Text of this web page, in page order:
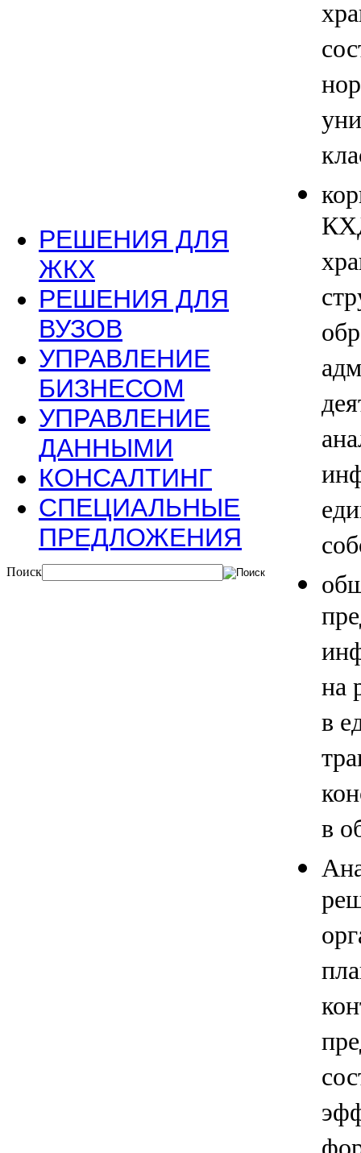
РЕШЕНИЯ ДЛЯ
ЖКХ
РЕШЕНИЯ ДЛЯ
ВУЗОВ
УПРАВЛЕНИЕ
БИЗНЕСОМ
УПРАВЛЕНИЕ
ДАННЫМИ
КОНСАЛТИНГ
СПЕЦИАЛЬНЫЕ
ПРЕДЛОЖЕНИЯ
Поиск
на
в
в